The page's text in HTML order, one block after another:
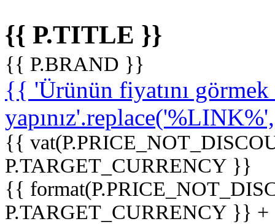
{{ P.TITLE }}
{{ P.BRAND }}
{{ 'Ürünün fiyatını
{{
P.TARGET_CURRENCY }}
{{
P.TARGET_CURRENCY }}